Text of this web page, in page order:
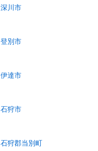
深川市
登別市
伊達市
石狩市
石狩郡当別町